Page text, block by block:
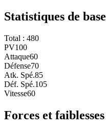
Statistiques de base
Total : 480
PV100
Attaque60
Défense70
Atk. Spé.85
Déf. Spé.105
Vitesse60
Forces et